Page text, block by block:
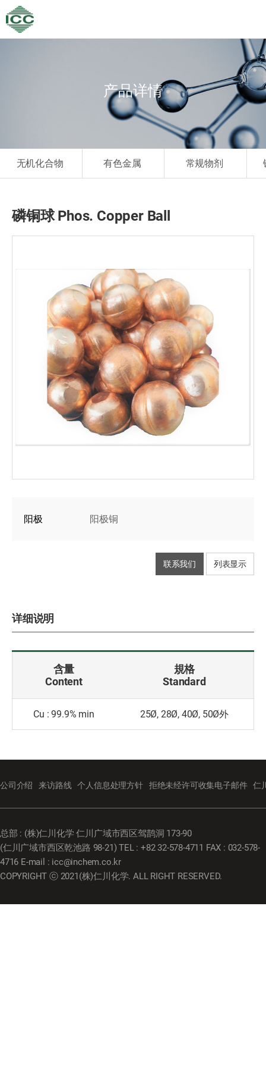
无机化合物 有色金属 常规物剂
产品详情
磷铜球 Phos. Copper Ball
阳极 阳极铜
联系我们 列表显示
详细说明
含量
Content
規格
Standard
Cu : 99.9% min 25Ø, 28Ø, 40Ø, 50Ø外
公司介绍 来访路线 个人信息处理方针 拒绝未经许可收集电子邮件 仁
总部 : (株)仁川化学 仁川广域市西区驾鹊洞 173-90
(仁川广域市西区乾池路 98-21) TEL : +82 32-578-4711 FAX : 032-578-
4716 E-mail : icc@inchem.co.kr
COPYRIGHT ⓒ 2021(株)仁川化学. ALL RIGHT RESERVED.